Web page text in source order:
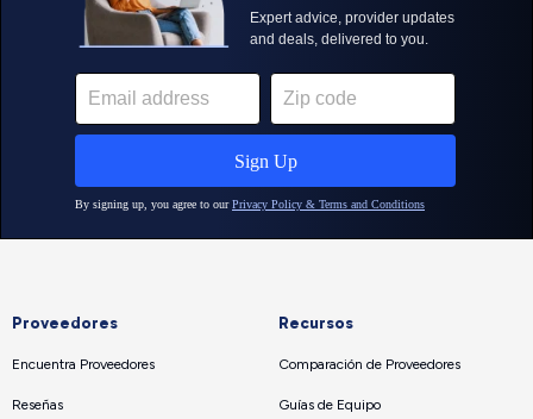
Proveedores
Encuentra Proveedores
Reseñas
Recursos
Comparación de Proveedores
Guías de Equipo